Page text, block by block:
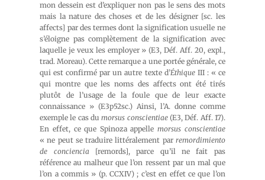
mon dessein est d’expliquer non pas le sens des mots
mais la nature des choses et de les désigner [sc. les
affects] par des termes dont la signification usuelle ne
s’éloigne pas complètement de la signification avec
laquelle je veux les employer » (E3, Déf. Aff. 20, expl.,
trad. Moreau). Cette remarque a une portée générale, ce
qui est confirmé par un autre texte d’ÉthiqueIII : « ce
qui montre que les noms des affects ont été tirés
plutôt de l’usage de la foule que de leur exacte
connaissance » (E3p52sc.) Ainsi, l’A. donne comme
exemple le cas dumorsus conscientiae(E3, Déf. Aff. 17).
En effet, ce que Spinoza appellemorsus conscientiae
« ne peut se traduire littéralement par remordimiento
de conciencia[remords], parce qu’il ne fait pas
référence au malheur que l’on ressent par un mal que
l’on a commis » (p. CCXIV) ; c’est en effet ce que l’on